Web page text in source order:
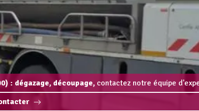
: dégazage, découpage, contactez notre équipe